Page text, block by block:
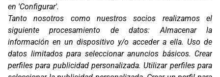
C/ Coneixement 5, 08850
Gavà (Barcelona)
Contacto
T. (+34) 93 638 38 60
Email:
corver@corver.es
en 'Configurar'.
Tanto nosotros como nuestros socios realizamos el
siguiente procesamiento de datos:Almacenar la
información en un dispositivo y/o acceder a ella. Uso de
datos limitados para seleccionar anuncios básicos. Crear
perfiles para publicidad personalizada.Utilizar perfiles para